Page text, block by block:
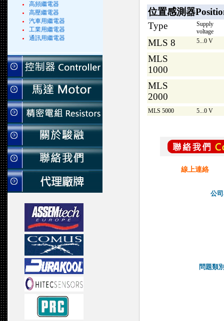
高頻繼電器
高壓繼電器
汽車用繼電器
工業用繼電器
通訊用繼電器
位置感測器
Type
Supply
voltage
MLS 8 5...0 V
MLS
1000
MLS
2000
MLS 5000 5...0 V
線上連絡
公
問題類